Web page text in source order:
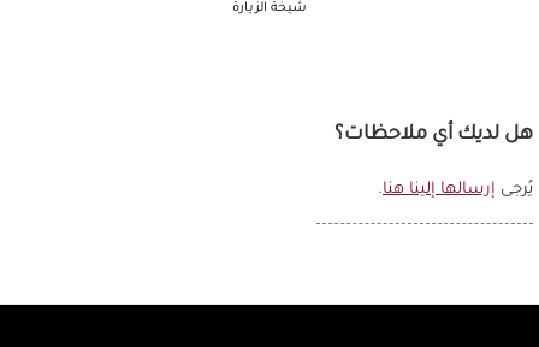
شيخة الزيارة
هل لديك أي ملاحظات؟
يُرجى إرسالها إلينا هنا.